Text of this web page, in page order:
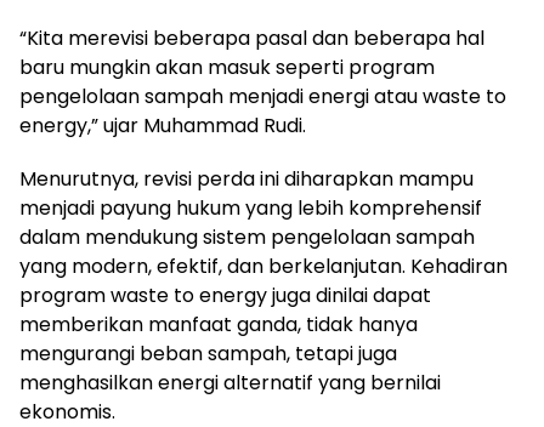
“Kita merevisi beberapa pasal dan beberapa hal
baru mungkin akan masuk seperti program
pengelolaan sampah menjadi energi atau waste to
energy,” ujar Muhammad Rudi.
Menurutnya, revisi perda ini diharapkan mampu
menjadi payung hukum yang lebih komprehensif
dalam mendukung sistem pengelolaan sampah
yang modern, efektif, dan berkelanjutan. Kehadiran
program waste to energy juga dinilai dapat
memberikan manfaat ganda, tidak hanya
mengurangi beban sampah, tetapi juga
menghasilkan energi alternatif yang bernilai
ekonomis.